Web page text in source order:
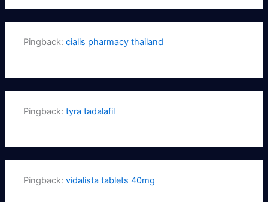
Pingback:cialis pharmacy thailand
Pingback:tyra tadalafil
Pingback:vidalista tablets 40mg